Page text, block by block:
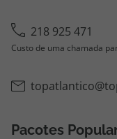
218 925 471
Custo de uma chamada
Pacotes